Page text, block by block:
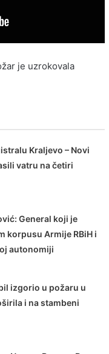
je uzrokovala
Kraljevo – Novi
vatru na četiri
General koji je
korpusu Armije RBiH i
autonomiji
izgorio u požaru u
i na stambeni